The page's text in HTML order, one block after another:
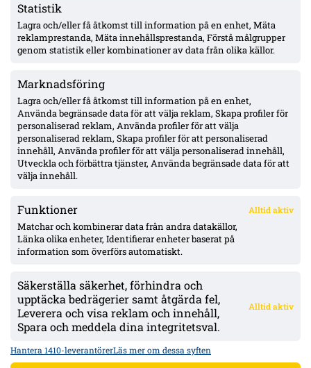
Statistik
Lagra och/eller få åtkomst till information på en enhet, Mäta
reklamprestanda, Mäta innehållsprestanda, Förstå målgrupper
genom statistik eller kombinationer av data från olika källor.
Marknadsföring
Lagra och/eller få åtkomst till information på en enhet,
Använda begränsade data för att välja reklam, Skapa profiler för
personaliserad reklam, Använda profiler för att välja
personaliserad reklam, Skapa profiler för att personaliserad
innehåll, Använda profiler för att välja personaliserad innehåll,
Utveckla och förbättra tjänster, Använda begränsade data för att
välja innehåll.
Funktioner Alltid aktiv
Matchar och kombinerar data från andra datakällor,
Länka olika enheter, Identifierar enheter baserat på
information som överförs automatiskt.
Säkerställa säkerhet, förhindra och
upptäcka bedrägerier samt åtgärda fel,
Leverera och visa reklam och innehåll,
Spara och meddela dina integritetsval.
Alltid aktiv
Hantera 1410-leverantörerLäs mer om dessa syften
VSK: Jonathan Rings rehab har stannat – sänkt belastning;
Lushaku osäker, Nsabiyumva igång med boll
MFF:s vänsterback: Johan Karlsson eller Theodor Lundbergh –
John skadad, Busanello och Kurtulus avstängda; Malte Frejd
Pålsson in bredvid Djurić, 17-årige Hidalgo aktuell
Julius Beck öppen för Elfsborg-köp – lån säsongen ut med
option, Sturm Graz-kontrakt till 2029
ÖVERSIKT
Nyheter & Reportage
Spelarbetyg
KONTAKT
kontakt@bollsvenskan.se
redaktionen@bollsvenskan.se
jobb@bollsvenskan.se
ÖVRIGT